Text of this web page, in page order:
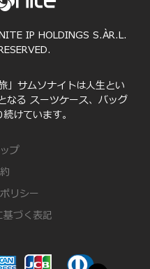
IP HOLDINGS S.ÀR.L.
」サムソナイトは人生とい
なる スーツケース、バッグ
けています。
プ
リシー
づく表記